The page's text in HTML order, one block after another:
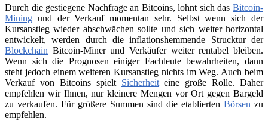
Durch die gestiegene Nachfrage an Bitcoins, lohnt sich das Bitcoin-
Mining und der Verkauf momentan sehr. Selbst wenn sich der
Kursanstieg wieder abschwächen sollte und sich weiter horizontal
entwickelt, werden durch die inflationshemmende Strucktur der
Blockchain Bitcoin-Miner und Verkäufer weiter rentabel bleiben.
Wenn sich die Prognosen einiger Fachleute bewahrheiten, dann
steht jedoch einem weiteren Kursanstieg nichts im Weg. Auch beim
Verkauf von Bitcoins spielt Sicherheiteine große Rolle. Daher
empfehlen wir Ihnen, nur kleinere Mengen vor Ort gegen Bargeld
zu verkaufen. Für größere Summen sind die etablierten Börsen zu
empfehlen.